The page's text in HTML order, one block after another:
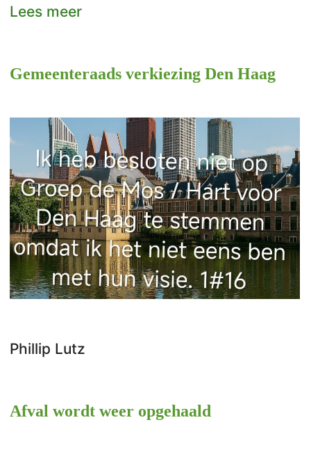
Lees meer
Gemeenteraads verkiezing Den Haag
Phillip Lutz
Afval wordt weer opgehaald